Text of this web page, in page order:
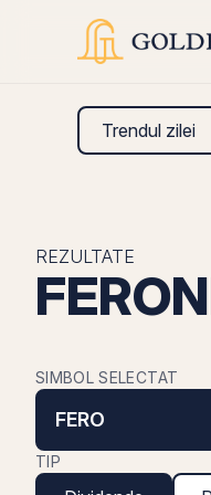
Trendul zilei
REZULTATE
SIMBOL SELECTAT
FERO
TIP